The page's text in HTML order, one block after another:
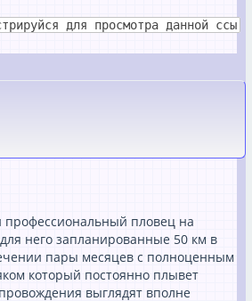
для просмотра данной ссы
пловец на
него запланированные 50 км в
пары месяцев с полноценным
который постоянно плывет
выглядят вполне